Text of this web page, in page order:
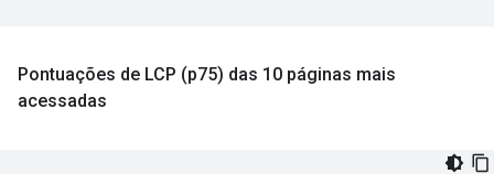
Pontuações de LCP (p75) das 10 páginas mais
acessadas